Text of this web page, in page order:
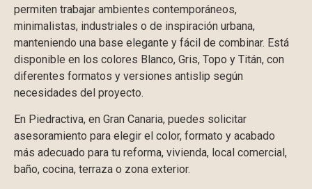
permiten trabajar ambientes contemporáneos,
minimalistas, industriales o de inspiración urbana,
manteniendo una base elegante y fácil de combinar. Está
disponible en los colores Blanco, Gris, Topo y Titán, con
diferentes formatos y versiones antislip según
necesidades del proyecto.
En Piedractiva, en Gran Canaria, puedes solicitar
asesoramiento para elegir el color, formato y acabado
más adecuado para tu reforma, vivienda, local comercial,
baño, cocina, terraza o zona exterior.